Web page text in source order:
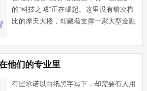
的“科技之城”正在崛起。这里没有鳞次栉
比的摩天大楼，却藏着支撑一家大型金融
心脏”；这里听不到车水马龙的喧嚣，却
时刻上演着数据奔流、智能决策的科技交
响曲……以“六个必须坚持···...
他们的专业里
有些承诺以白纸黑字写下，却需要有人用